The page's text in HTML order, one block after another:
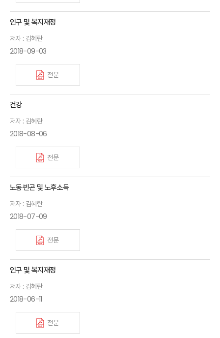
인구 및 복지재정
저자 : 김혜란
2018-09-03
전문
건강
저자 : 김혜란
2018-08-06
전문
노동·빈곤 및 노후소득
저자 : 김혜란
2018-07-09
전문
인구 및 복지재정
저자 : 김혜란
2018-06-11
전문